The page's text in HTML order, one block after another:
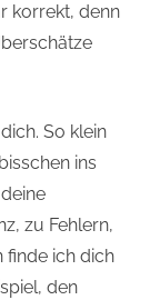
korrekt, denn
So klein
ins
zu Fehlern,
finde ich dich
den